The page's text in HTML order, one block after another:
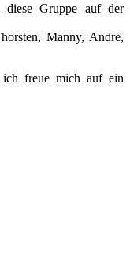
Gruppe auf der
Manny, Andre,
freue mich auf ein